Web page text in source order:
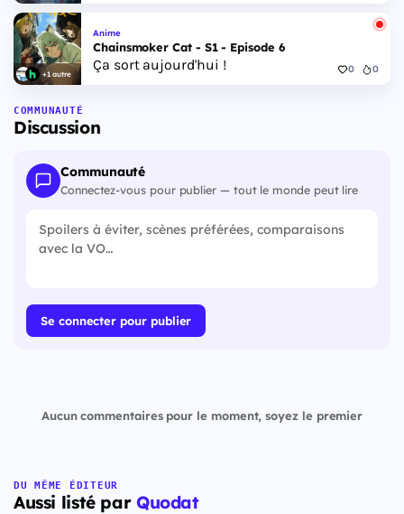
+1 autre
Anime
Chainsmoker Cat - S1 - Episode 6
Ça sort aujourd'hui ! 0 0
COMMUNAUTÉ
Discussion
Communauté
Connectez-vous pour publier — tout le monde peut lire
Se connecter pour publier
Aucun commentaires pour le moment, soyez le premier
DU MÊME ÉDITEUR
Aussi listé par Quodat